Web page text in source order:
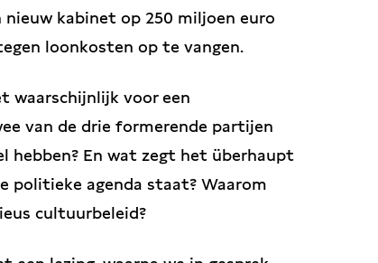
nieuw kabinet op 250 miljoen euro
loonkosten op te vangen.
waarschijnlijk voor een
van de drie formerende partijen
hebben? En wat zegt het überhaupt
politieke agenda staat? Waarom
cultuurbeleid?